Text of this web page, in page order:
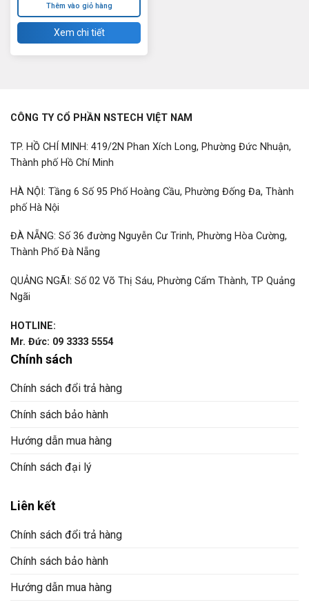
Thêm vào giỏ hàng
Xem chi tiết
CÔNG TY CỔ PHẦN NSTECH VIỆT NAM
TP. HỒ CHÍ MINH: 419/2N Phan Xích Long, Phường Đức Nhuận,
Thành phố Hồ Chí Minh
HÀ NỘI: Tầng 6 Số 95 Phố Hoàng Cầu, Phường Đống Đa, Thành
phố Hà Nội
ĐÀ NẴNG: Số 36 đường Nguyễn Cư Trinh, Phường Hòa Cường,
Thành Phố Đà Nẵng
QUẢNG NGÃI: Số 02 Võ Thị Sáu, Phường Cẩm Thành, TP Quảng
Ngãi
HOTLINE:
Mr. Đức: 09 3333 5554
Chính sách
Chính sách đổi trả hàng
Chính sách bảo hành
Hướng dẫn mua hàng
Chính sách đại lý
Liên kết
Chính sách đổi trả hàng
Chính sách bảo hành
Hướng dẫn mua hàng